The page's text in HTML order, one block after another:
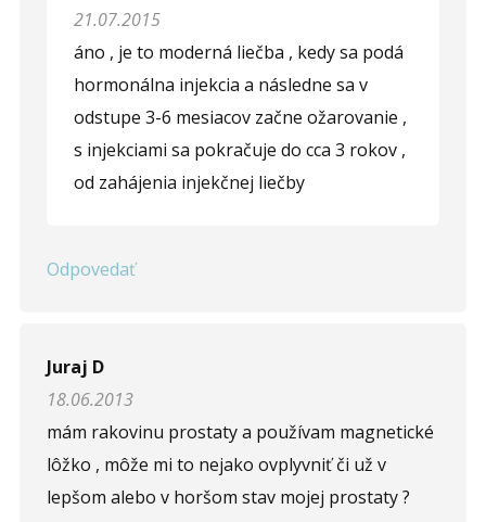
21.07.2015
áno , je to moderná liečba , kedy sa podá
hormonálna injekcia a následne sa v
odstupe 3-6 mesiacov začne ožarovanie ,
s injekciami sa pokračuje do cca 3 rokov ,
od zahájenia injekčnej liečby
Odpovedať
Juraj D
18.06.2013
mám rakovinu prostaty a používam magnetické
lôžko , môže mi to nejako ovplyvniť či už v
lepšom alebo v horšom stav mojej prostaty ?